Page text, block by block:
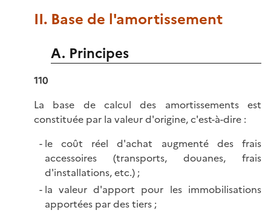
II. Base de l'amortissement
A. Principes
110
La base de calcul des amortissements est
constituée par la valeur d'origine, c'est-à-dire :
le coût réel d'achat augmenté des frais
accessoires (transports, douanes, frais
d'installations, etc.) ;
la valeur d'apport pour les immobilisations
apportées par des tiers ;